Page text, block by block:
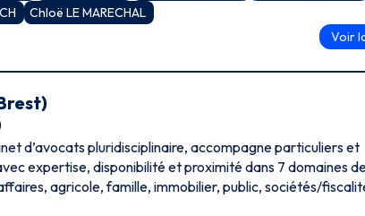
Chloë LE MARECHAL
Voir
d’avocats pluridisciplinaire, accompagne particuliers et
expertise, disponibilité et proximité dans 7 domaines
agricole, famille, immobilier, public, sociétés/